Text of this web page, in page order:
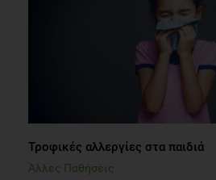
Τροφικές αλλεργίες στα παιδιά
Άλλες Παθήσεις